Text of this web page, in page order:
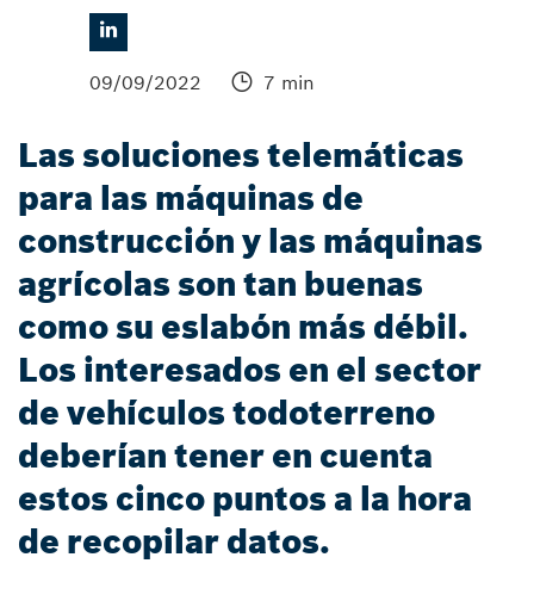
09/09/2022 7 min
Las soluciones telemáticas
para las máquinas de
construcción y las máquinas
agrícolas son tan buenas
como su eslabón más débil.
Los interesados en el sector
de vehículos todoterreno
deberían tener en cuenta
estos cinco puntos a la hora
de recopilar datos.